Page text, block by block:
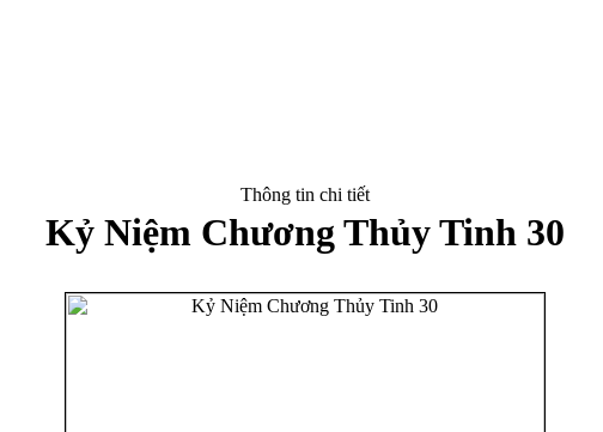
Thông tin chi tiết
Kỷ Niệm Chương Thủy Tinh 30